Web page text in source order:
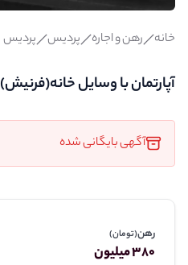
خانه رهن و اجاره پردیس پردیس
آپارتمان با وسایل خانه(فرنیش)
آگهی بایگانی شده
رهن(تومان)
380 میلیون